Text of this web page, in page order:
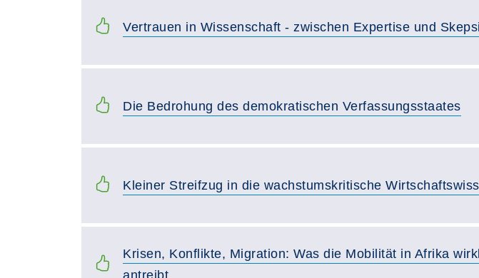
Vertrauen in Wissenschaft - zwischen Expertise und
Die Bedrohung des demokratischen Verfassungsstaates
Kleiner Streifzug in die wachstumskritische
Krisen, Konflikte, Migration: Was die Mobilität in Afrika
antreibt